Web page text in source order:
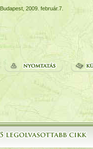
Budapest, 2009. február.7.